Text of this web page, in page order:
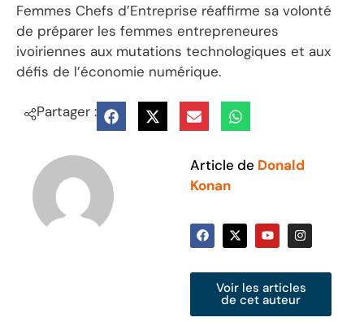
Femmes Chefs d’Entreprise réaffirme sa volonté
de préparer les femmes entrepreneures
ivoiriennes aux mutations technologiques et aux
défis de l’économie numérique.
Partager :
Article de Donald
Konan
Voir les articles
de cet auteur